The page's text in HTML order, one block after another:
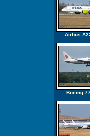
Airbus
Boeing